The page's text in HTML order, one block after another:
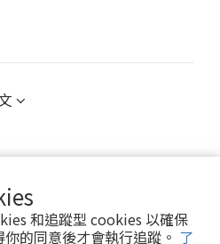
和追蹤型 cookies 以確保
的同意後才會執行追蹤。 了
簡訊方式通知變更付款方式。